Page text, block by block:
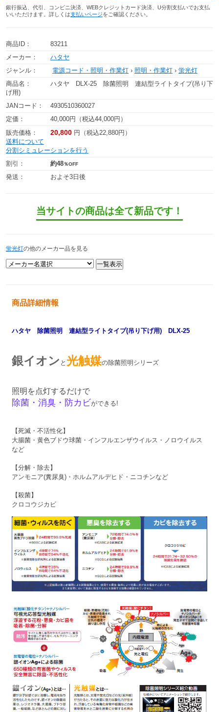
銀行振込、代引、コンビニ決済、WEBクレジットカード決済、U分割支払いでお支払
いいただけます。詳しくは支払いページをご確認ください。
商品ID：
83211
メーカー：
ハタヤ
ジャンル：
電源コード・照明・作業灯 › 照明・作業灯 › 蛍光灯
商品名：
ハタヤ DLX-25 除菌照明 連結型ライトタイプ(吊り下
げ用)
JANコード：
4930510360027
定価：
40,000円（税込44,000円）
販売価格：
20,800 円（税込22,880円）
送料について
分割シミュレーションを行う
割引：
約48％OFF
発送： およそ3日後
当サイトの商品は全て新品です！
蛍光灯の他のメーカー品を見る
商品詳細情報
ハタヤ 除菌照明 連結型ライトタイプ(吊り下げ用) DLX-25
銀イオン と 光触媒の除菌照明シリーズ
照明を点灯するだけで
除菌・消臭・防カビができる!
【死滅・不活性化】
大腸菌・黄色ブドウ球菌・インフルエンザウイルス・ノロウイルス
など
【分解・除去】
アンモニア(糞尿臭)・ホルムアルデヒド・ニコチンなど
【殺菌】
クロコウジカビ